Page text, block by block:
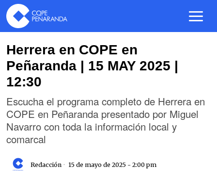
Herrera en COPE en
Peñaranda | 15 MAY 2025 |
12:30
Escucha el programa completo de Herrera en
COPE en Peñaranda presentado por Miguel
Navarro con toda la información local y
comarcal
Redacción 15 de mayo de 2025 - 2:00 pm